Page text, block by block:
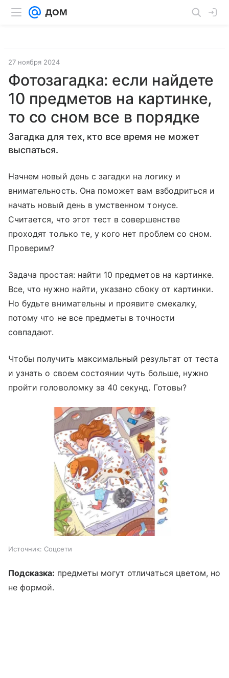
27 ноября 2024
Фотозагадка: если найдете
10 предметов на картинке,
то со сном все в порядке
Загадка для тех, кто все время не может
выспаться.
Начнем новый день с загадки на логику и
внимательность. Она поможет вам взбодриться и
начать новый день в умственном тонусе.
Считается, что этот тест в совершенстве
проходят только те, у кого нет проблем со сном.
Проверим?
Задача простая: найти 10 предметов на картинке.
Все, что нужно найти, указано сбоку от картинки.
Но будьте внимательны и проявите смекалку,
потому что не все предметы в точности
совпадают.
Чтобы получить максимальный результат от теста
и узнать о своем состоянии чуть больше, нужно
пройти головоломку за 40 секунд. Готовы?
Источник: Соцсети
Подсказка: предметы могут отличаться цветом, но
не формой.